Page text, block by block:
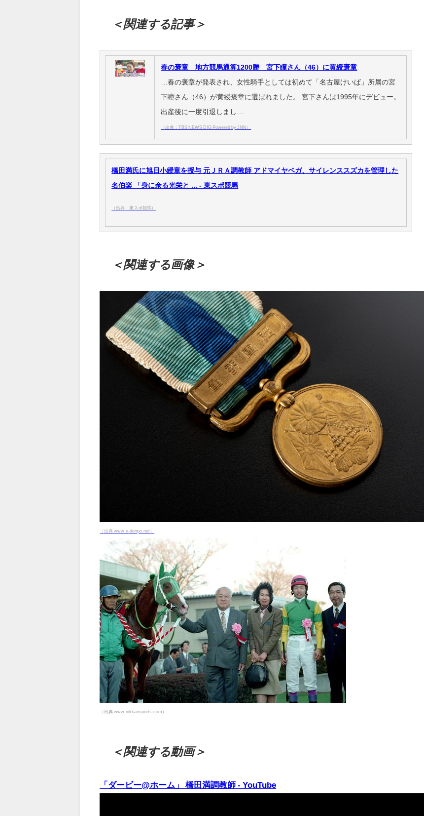
＜関連する記事＞
春の褒章 地方競馬通算1200勝 宮下瞳さん（46）に黄綬褒章
…春の褒章が発表され、女性騎手としては初めて「名古屋けいば」所属の宮
下瞳さん（46）が黄綬褒章に選ばれました。 宮下さんは1995年にデビュー。
出産後に一度引退しまし…
（出典：TBS NEWS DIG Powered by JNN）
橋田満氏に旭日小綬章を授与 元ＪＲＡ調教師 アドマイヤベガ、サイレンススズカを管理した
名伯楽 「身に余る光栄と ... - 東スポ競馬
（出典：東スポ競馬）
＜関連する画像＞
（出典 www.e-denpo.net）
（出典 www.nikkansports.com）
＜関連する動画＞
「ダービー@ホーム」 橋田満調教師 - YouTube